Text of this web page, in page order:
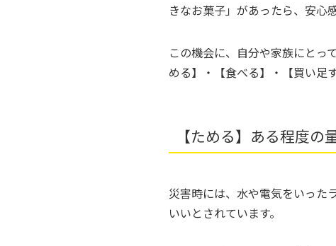
きなお菓子」があったら、安心
この機会に、自分や家族にとっ
める】・【食べる】・【買い足
【ためる】ある程度の
災害時には、水や電気をいった
いいとされています。